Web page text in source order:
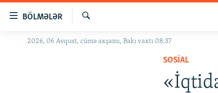
BÖLMƏLƏR
GÜNDƏM
Axtar
2026, 06 Avqust, cümə axşamı, Bakı vaxtı 08:37
SOSIAL